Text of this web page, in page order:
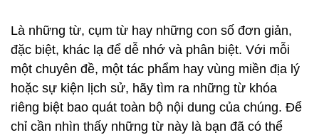
Là những từ, cụm từ hay những con số đơn giản,
đặc biệt, khác lạ để dễ nhớ và phân biệt. Với mỗi
một chuyên đề, một tác phẩm hay vùng miền địa lý
hoặc sự kiện lịch sử, hãy tìm ra những từ khóa
riêng biệt bao quát toàn bộ nội dung của chúng. Để
chỉ cần nhìn thấy những từ này là bạn đã có thể